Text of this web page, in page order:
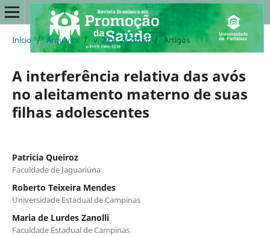
Início / Arquivos / v. 29 n. 2 (2016) / Artigos
A interferência relativa das avós
no aleitamento materno de suas
filhas adolescentes
Patricia Queiroz
Faculdade de Jaguariúna
Roberto Teixeira Mendes
Universidade Estadual de Campinas
Maria de Lurdes Zanolli
Faculdade Estadual de Campinas